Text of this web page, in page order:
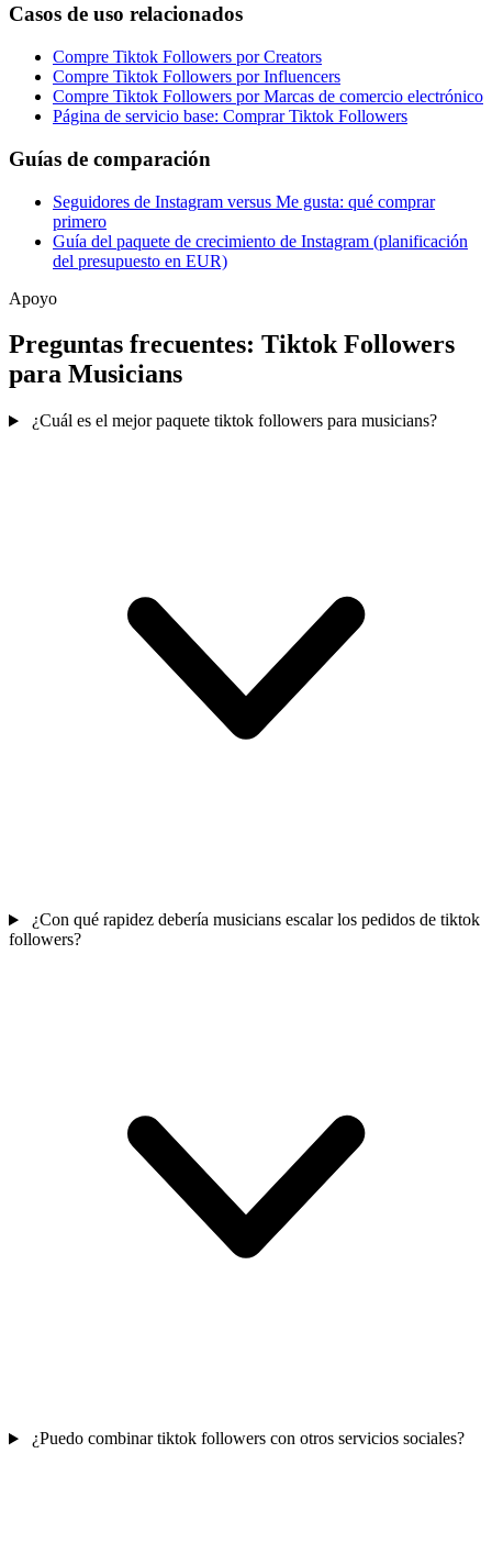
Casos de uso relacionados
Compre Tiktok Followers por Creators
Compre Tiktok Followers por Influencers
Compre Tiktok Followers por Marcas de comercio electrónico
Página de servicio base: Comprar Tiktok Followers
Guías de comparación
Seguidores de Instagram versus Me gusta: qué comprar
primero
Guía del paquete de crecimiento de Instagram (planificación
del presupuesto en EUR)
Apoyo
Preguntas frecuentes: Tiktok Followers
para Musicians
¿Cuál es el mejor paquete tiktok followers para musicians?
¿Con qué rapidez debería musicians escalar los pedidos de tiktok
followers?
¿Puedo combinar tiktok followers con otros servicios sociales?